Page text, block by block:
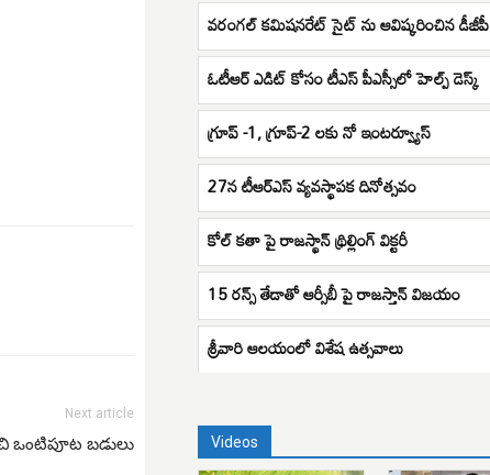
Next article
ఒంటిపూట బడులు
వరంగల్ కమిషనరేట్ సైట్ ను ఆవిష్కరించిన డీజీపీ
ఓటీఆర్ ఎడిట్ కోసం టీఎస్ పీఎస్సీలో హెల్ప్ డెస్క్
గ్రూప్ -1, గ్రూప్-2 లకు నో ఇంటర్వ్యూస్
27న టీఆర్ఎస్ వ్యవస్థాపక దినోత్సవం
కోల్ కతా పై రాజస్థాన్ థ్రిల్లింగ్ విక్టరీ
15 రన్స్ తేడాతో ఆర్సీబీ పై రాజస్తాన్ విజయం
శ్రీవారి ఆలయంలో విశేష ఉత్సవాలు
Videos